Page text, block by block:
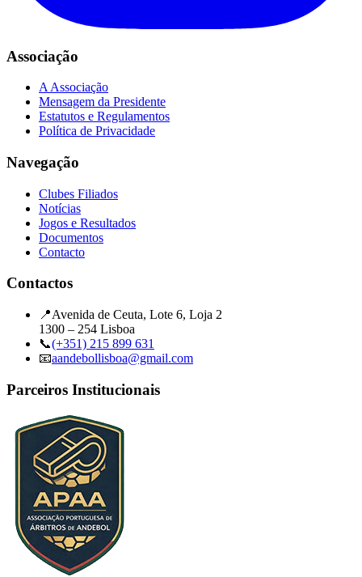
Associação
A Associação
Mensagem da Presidente
Estatutos e Regulamentos
Política de Privacidade
Navegação
Clubes Filiados
Notícias
Jogos e Resultados
Documentos
Contacto
Contactos
📍Avenida de Ceuta, Lote 6, Loja 2
1300 – 254 Lisboa
📞(+351) 215 899 631
📧aandebollisboa@gmail.com
Parceiros Institucionais